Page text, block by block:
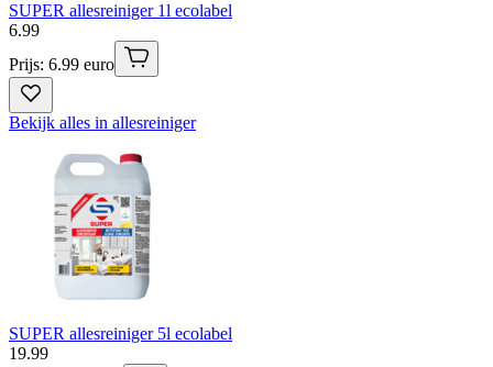
SUPER allesreiniger 1l ecolabel
6.99
Prijs: 6.99 euro
Bekijk alles in allesreiniger
SUPER allesreiniger 5l ecolabel
19.99